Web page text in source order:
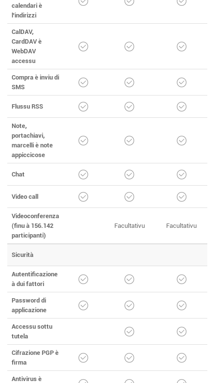
calendari è
l'indirizzi
CalDAV,
CardDAV è
WebDAV
accessu
Compra è inviu di
SMS
Flussu RSS
Note,
portachiavi,
marcelli è note
appiccicose
Chat
Video call
Videoconferenza
(finu à 156.142
participanti)
Facultativu Facultativu
Sicurità
Autentificazione
à dui fattori
Password di
applicazione
Accessu sottu
tutela
Cifrazione PGP è
firma
Antivirus è